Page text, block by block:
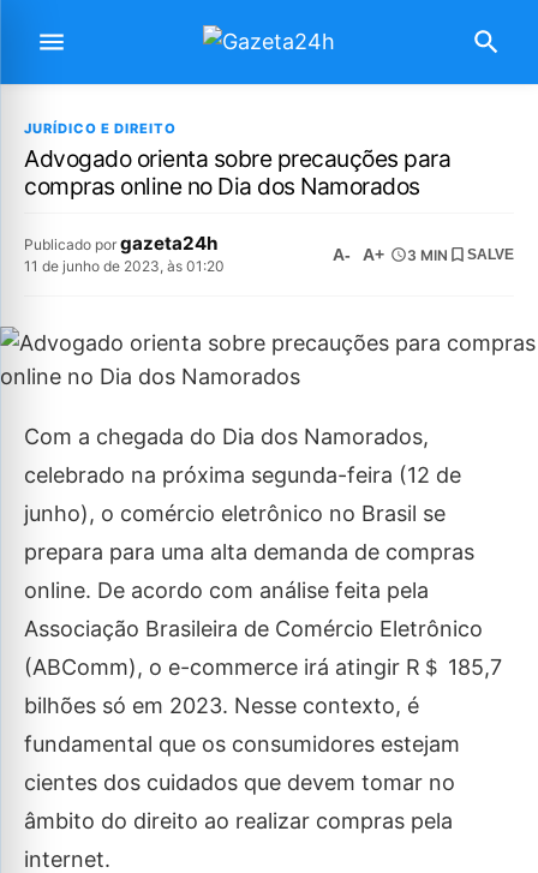
JURÍDICO E DIREITO
Advogado orienta sobre precauções para
compras online no Dia dos Namorados
Publicado por gazeta24h
11 de junho de 2023, às 01:20
A- A+ 3 MIN SALVE
Com a chegada do Dia dos Namorados,
celebrado na próxima segunda-feira (12 de
junho), o comércio eletrônico no Brasil se
prepara para uma alta demanda de compras
online. De acordo com análise feita pela
Associação Brasileira de Comércio Eletrônico
(ABComm), o e-commerce irá atingir R＄ 185,7
bilhões só em 2023. Nesse contexto, é
fundamental que os consumidores estejam
cientes dos cuidados que devem tomar no
âmbito do direito ao realizar compras pela
internet.